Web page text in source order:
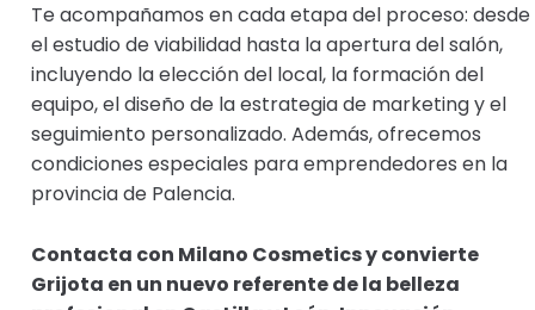
Te acompañamos en cada etapa del proceso: desde
el estudio de viabilidad hasta la apertura del salón,
incluyendo la elección del local, la formación del
equipo, el diseño de la estrategia de marketing y el
seguimiento personalizado. Además, ofrecemos
condiciones especiales para emprendedores en la
provincia de Palencia.
Contacta con Milano Cosmetics y convierte
Grijota en un nuevo referente de la belleza